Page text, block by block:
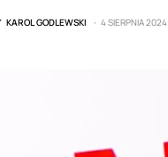
KAROL GODLEWSKI 4 SIERPNIA 2024